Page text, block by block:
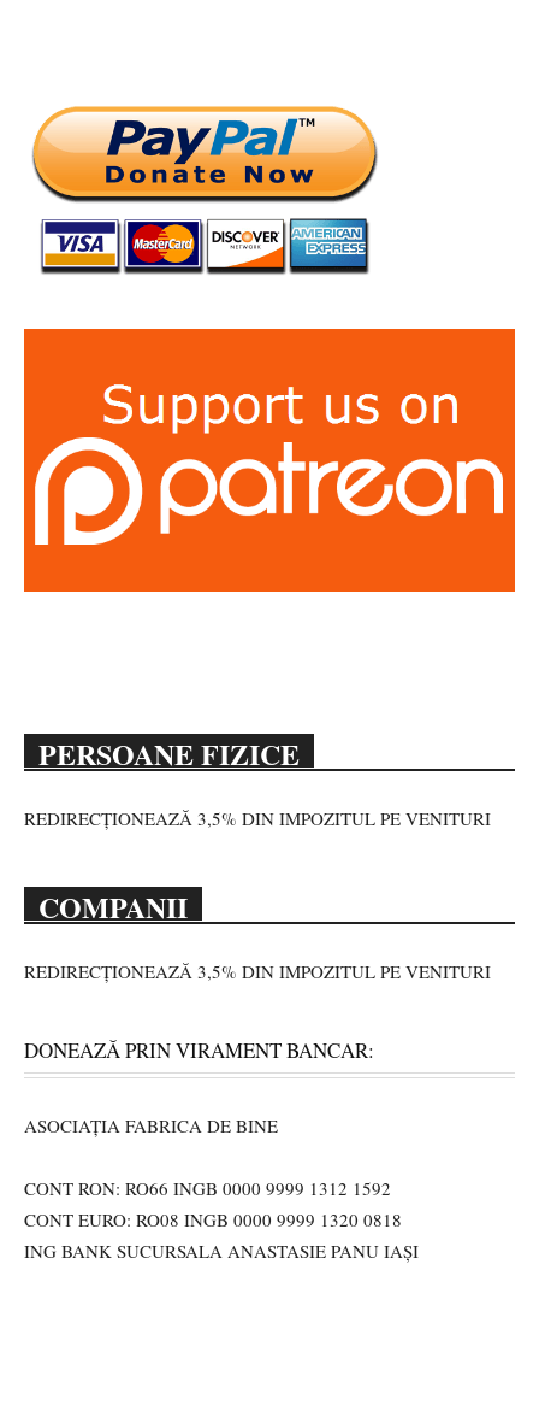
PERSOANE FIZICE
REDIRECȚIONEAZĂ 3,5% DIN IMPOZITUL PE VENITURI
COMPANII
REDIRECȚIONEAZĂ 3,5% DIN IMPOZITUL PE VENITURI
DONEAZĂ PRIN VIRAMENT BANCAR:
ASOCIAȚIA FABRICA DE BINE
CONT RON: RO66 INGB 0000 9999 1312 1592
CONT EURO: RO08 INGB 0000 9999 1320 0818
ING BANK SUCURSALA ANASTASIE PANU IAȘI